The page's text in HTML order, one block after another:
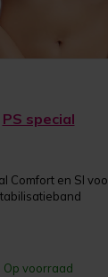
PS special
Comfort en SI
Op voorraad